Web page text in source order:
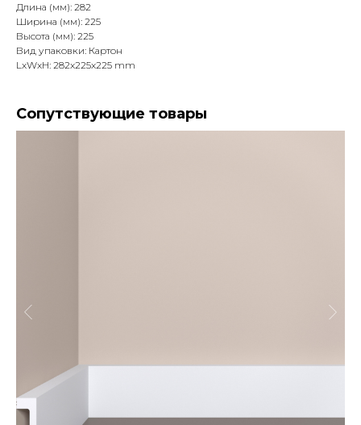
Длина (мм): 282
Ширина (мм): 225
Высота (мм): 225
Вид упаковки: Картон
LxWxH: 282x225x225 mm
Сопутствующие товары